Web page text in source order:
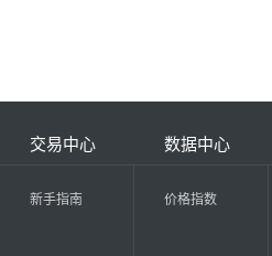
交易中心
新手指南
数据中心
价格指数